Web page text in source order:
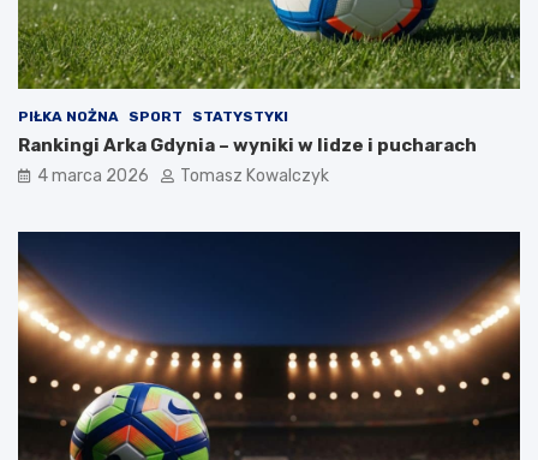
PIŁKA NOŻNA SPORT STATYSTYKI
Rankingi Arka Gdynia – wyniki w lidze i pucharach
4 marca 2026 Tomasz Kowalczyk